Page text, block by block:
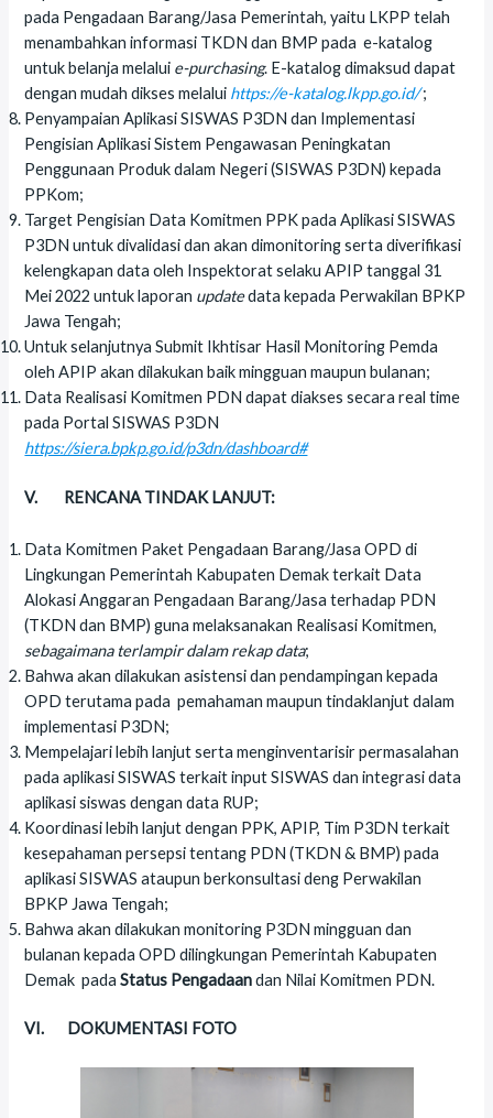
pada Pengadaan Barang/Jasa Pemerintah, yaitu LKPP telah
menambahkan informasi TKDN dan BMP pada e-katalog
untuk belanja melalui e-purchasing. E-katalog dimaksud dapat
dengan mudah dikses melalui https://e-katalog.lkpp.go.id/;
Penyampaian Aplikasi SISWAS P3DN dan Implementasi
Pengisian Aplikasi Sistem Pengawasan Peningkatan
Penggunaan Produk dalam Negeri (SISWAS P3DN) kepada
PPKom;
Target Pengisian Data Komitmen PPK pada Aplikasi SISWAS
P3DN untuk divalidasi dan akan dimonitoring serta diverifikasi
kelengkapan data oleh Inspektorat selaku APIP tanggal 31
Mei 2022 untuk laporan updatedata kepada Perwakilan BPKP
Jawa Tengah;
Untuk selanjutnya Submit Ikhtisar Hasil Monitoring Pemda
oleh APIP akan dilakukan baik mingguan maupun bulanan;
Data Realisasi Komitmen PDN dapat diakses secara real time
pada Portal SISWAS P3DN
https://siera.bpkp.go.id/p3dn/dashboard#
V. RENCANA TINDAK LANJUT:
Data Komitmen Paket Pengadaan Barang/Jasa OPD di
Lingkungan Pemerintah Kabupaten Demak terkait Data
Alokasi Anggaran Pengadaan Barang/Jasa terhadap PDN
(TKDN dan BMP) guna melaksanakan Realisasi Komitmen,
sebagaimana terlampir dalam rekap data;
Bahwa akan dilakukan asistensi dan pendampingan kepada
OPD terutama pada pemahaman maupun tindaklanjut dalam
implementasi P3DN;
Mempelajari lebih lanjut serta menginventarisir permasalahan
pada aplikasi SISWAS terkait input SISWAS dan integrasi data
aplikasi siswas dengan data RUP;
Koordinasi lebih lanjut dengan PPK, APIP, Tim P3DN terkait
kesepahaman persepsi tentang PDN (TKDN & BMP) pada
aplikasi SISWAS ataupun berkonsultasi deng Perwakilan
BPKP Jawa Tengah;
Bahwa akan dilakukan monitoring P3DN mingguan dan
bulanan kepada OPD dilingkungan Pemerintah Kabupaten
Demak padaStatus Pengadaandan Nilai Komitmen PDN.
VI. DOKUMENTASI FOTO